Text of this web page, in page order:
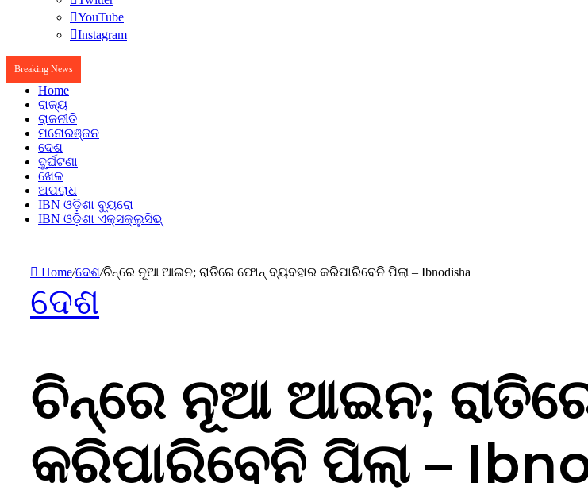
YouTube
Instagram
Breaking News
Home
ରାଜ୍ୟ
ରାଜନୀତି
ମନୋରଞ୍ଜନ
ଦେଶ
ଦୁର୍ଘଟଣା
ଖେଳ
ଅପରାଧ
IBN ଓଡ଼ିଶା ବ୍ୟୁରୋ
IBN ଓଡ଼ିଶା ଏକ୍ସକ୍ଲୁସିଭ୍
Home/ଦେଶ/ଚିନ୍‌ରେ ନୂଆ ଆଇନ; ରାତିରେ ଫୋନ୍ ବ୍ୟବହାର କରିପାରିବେନି ପିଲା – Ibnodisha
ଦେଶ
ଚିନ୍‌ରେ ନୂଆ ଆଇନ;
କରିପାରିବେନି ପିଲା –